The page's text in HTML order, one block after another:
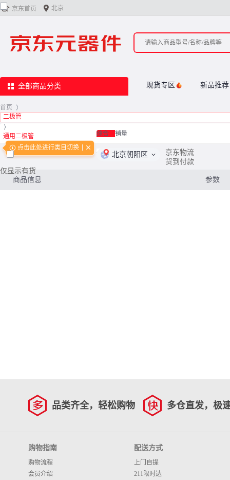
 京东首页  北京
全部商品分类 现货专区 新品推荐
首页
>
二极管
>
通用二极管
点击此处进行类目切换
综合 销量
< 0/0 >
北京朝阳区
京东物流
货到付款
仅显示有货
商品信息
参数
品类齐全，轻松购物 多仓直发，极
购物指南
购物流程
会员介绍
配送方式
上门自提
211限时达